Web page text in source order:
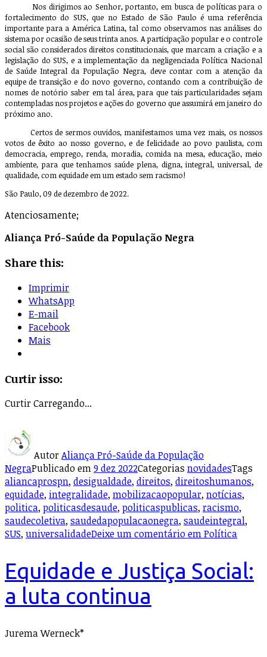
Nos dirigimos ao Senhor, portanto, em busca de políticas para o
fortalecimento do SUS, que no Estado de São Paulo é uma referência
importante para a América Latina, tal como observamos nas análises do
sistema por ocasião de seus trinta anos. A participação popular e o controle
social são considerados direitos constitucionais, que marcam a criação e a
legislação do SUS, e a implementação da negligenciada Política Nacional
de Saúde Integral da População Negra, deve contar com a atenção da
equipe de transição e do novo governo, contando com a contribuição de
nomes de notório saber em tal área, para que tais particularidades sejam
contempladas nos projetos e ações do governo que assumirá em janeiro do
próximo ano.
Certos de sermos ouvidos, manifestamos uma vez mais, os nossos
votos de êxito ao nosso governo, e de felicidade ao povo paulista, com
democracia, emprego, renda, moradia, comida na mesa, educação, meio
ambiente, para que tenhamos saúde plena, digna, integral, universal, de
qualidade, com equidade em um estado sem racismo!
São Paulo, 09 de dezembro de 2022.
Atenciosamente;
Aliança Pró-Saúde da População Negra
Share this:
Imprimir
WhatsApp
E-mail
Facebook
Mais
Curtir isso:
CurtirCarregando...
AutorAliança Pró-Saúde da População
NegraPublicado em9 dez 2022Categorias novidadesTags
aliancaprospn, desigualdade, direitos, direitoshumanos,
equidade, integralidade, mobilizacaopopular, notícias,
politica, politicasdesaude, politicaspublicas, racismo,
saudecoletiva, saudedapopulacaonegra, saudeintegral,
SUS, universalidadeDeixe um comentárioem Política
Equidade e Justiça Social:
a luta continua
Jurema Werneck*